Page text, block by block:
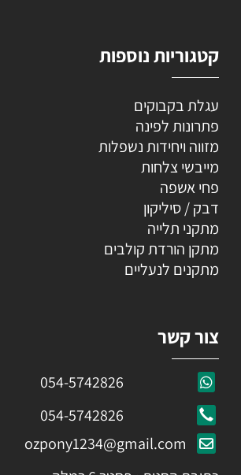
קטגוריות נוספות
עגלת בקבוקים
פתרונות לפינה
מזווה ויחידות נשפלות
מייבשי צלחות
פחי אשפה
דבק / סיליקון
מתקני תלייה
מתקן הורדת קולבים
מתקנים לנעליים
צור קשר
054-5742826
054-5742826
ozpony1234@gmail.com